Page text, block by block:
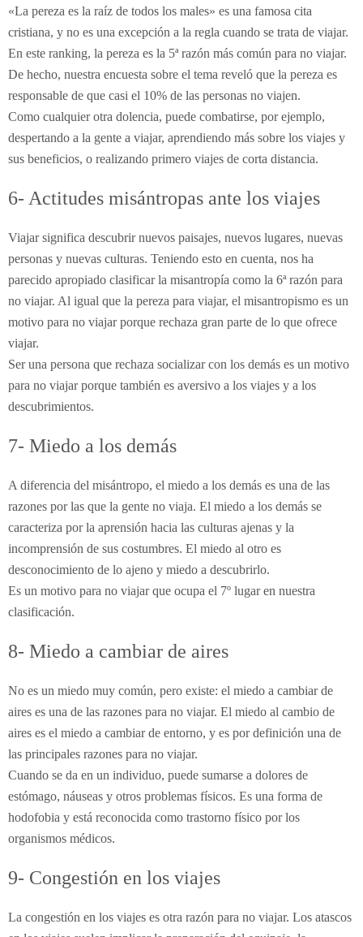
«La pereza es la raíz de todos los males» es una famosa cita
cristiana, y no es una excepción a la regla cuando se trata de viajar.
En este ranking, la pereza es la 5ª razón más común para no viajar.
De hecho, nuestra encuesta sobre el tema reveló que la pereza es
responsable de que casi el 10% de las personas no viajen.
Como cualquier otra dolencia, puede combatirse, por ejemplo,
despertando a la gente a viajar, aprendiendo más sobre los viajes y
sus beneficios, o realizando primero viajes de corta distancia.
6- Actitudes misántropas ante los viajes
Viajar significa descubrir nuevos paisajes, nuevos lugares, nuevas
personas y nuevas culturas. Teniendo esto en cuenta, nos ha
parecido apropiado clasificar la misantropía como la 6ª razón para
no viajar. Al igual que la pereza para viajar, el misantropismo es un
motivo para no viajar porque rechaza gran parte de lo que ofrece
viajar.
Ser una persona que rechaza socializar con los demás es un motivo
para no viajar porque también es aversivo a los viajes y a los
descubrimientos.
7- Miedo a los demás
A diferencia del misántropo, el miedo a los demás es una de las
razones por las que la gente no viaja. El miedo a los demás se
caracteriza por la aprensión hacia las culturas ajenas y la
incomprensión de sus costumbres. El miedo al otro es
desconocimiento de lo ajeno y miedo a descubrirlo.
Es un motivo para no viajar que ocupa el 7º lugar en nuestra
clasificación.
8- Miedo a cambiar de aires
No es un miedo muy común, pero existe: el miedo a cambiar de
aires es una de las razones para no viajar. El miedo al cambio de
aires es el miedo a cambiar de entorno, y es por definición una de
las principales razones para no viajar.
Cuando se da en un individuo, puede sumarse a dolores de
estómago, náuseas y otros problemas físicos. Es una forma de
hodofobia y está reconocida como trastorno físico por los
organismos médicos.
9- Congestión en los viajes
La congestión en los viajes es otra razón para no viajar. Los atascos